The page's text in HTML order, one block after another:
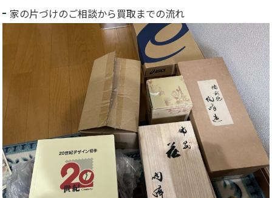
家の片づけのご相談から買取までの流れ